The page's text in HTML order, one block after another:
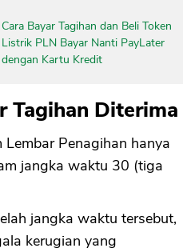
Cara Bayar Tagihan dan Beli Token
Listrik PLN Bayar Nanti PayLater
dengan Kartu Kredit
Tagihan Diterima
Penagihan hanya
jangka waktu 30 (tiga
jangka waktu tersebut,
kerugian yang